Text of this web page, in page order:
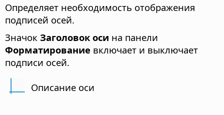
Определяет необходимость отображения
подписей осей.
Значок Заголовок оси на панели
Форматирование включает и выключает
подписи осей.
Описание оси